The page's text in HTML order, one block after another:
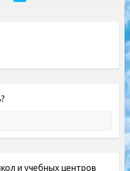
и учебных центров